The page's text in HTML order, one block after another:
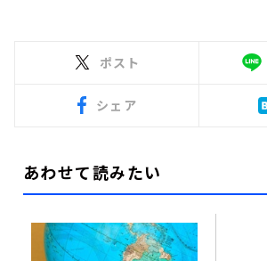
ポスト
シェア
あわせて読みたい